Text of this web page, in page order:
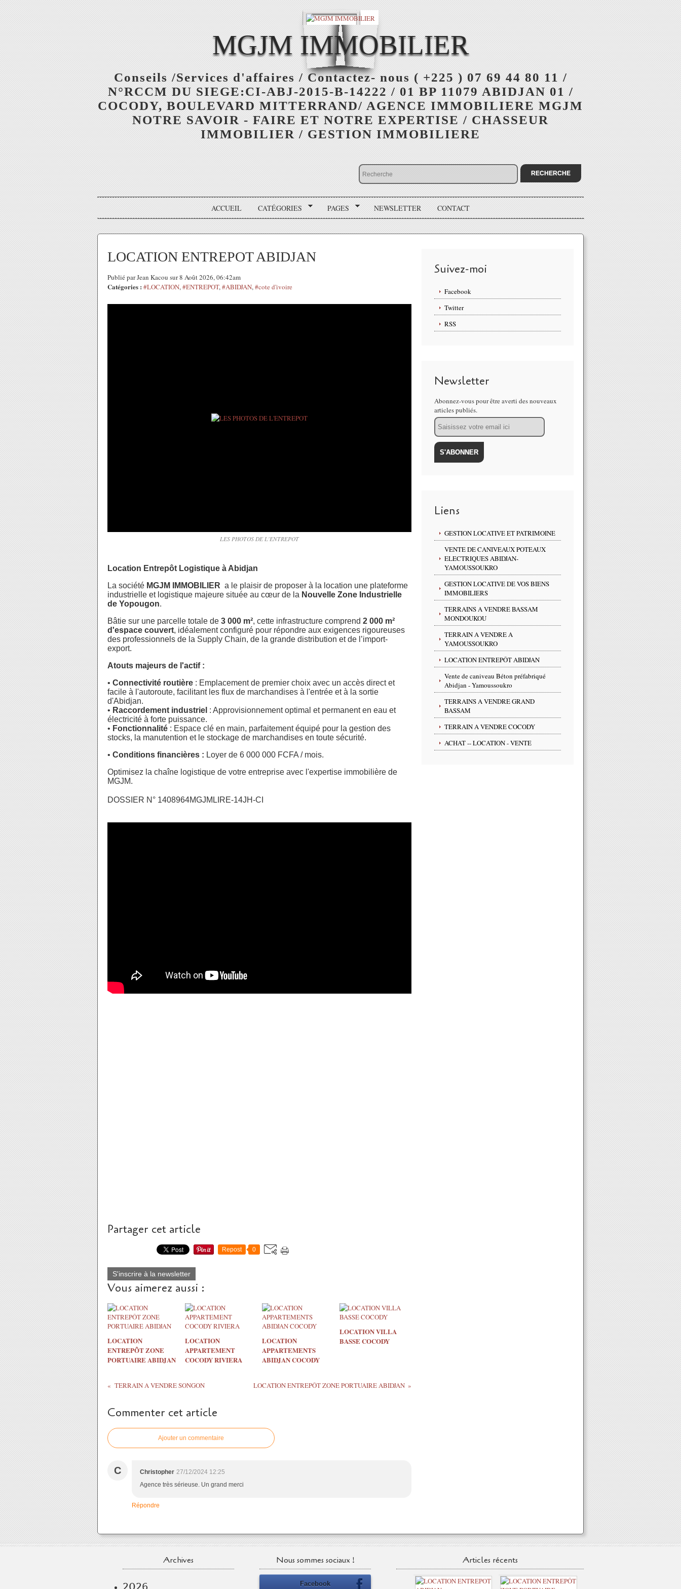
MGJM IMMOBILIER
Conseils /Services d'affaires / Contactez- nous ( +225 ) 07 69 44 80 11 /
N°RCCM DU SIEGE:CI-ABJ-2015-B-14222 / 01 BP 11079 ABIDJAN 01 /
COCODY, BOULEVARD MITTERRAND/ AGENCE IMMOBILIERE MGJM
NOTRE SAVOIR - FAIRE ET NOTRE EXPERTISE / CHASSEUR
IMMOBILIER / GESTION IMMOBILIERE
ACCUEIL CATÉGORIES PAGES NEWSLETTER CONTACT
LOCATION ENTREPOT ABIDJAN
Publié par Jean Kacou sur 8 Août 2026, 06:42am
Catégories : #LOCATION,#ENTREPOT,#ABIDJAN,#cote d'ivoire
LES PHOTOS DE L'ENTREPOT
Location Entrepôt Logistique à Abidjan
La société MGJM IMMOBILIER a le plaisir de proposer à la location une plateforme
industrielle et logistique majeure située au cœur de la Nouvelle Zone Industrielle
de Yopougon.
Bâtie sur une parcelle totale de 3 000 m², cette infrastructure comprend 2 000 m²
d'espace couvert, idéalement configuré pour répondre aux exigences rigoureuses
des professionnels de la Supply Chain, de la grande distribution et de l’import-
export.
Atouts majeurs de l'actif :
• Connectivité routière : Emplacement de premier choix avec un accès direct et
facile à l'autoroute, facilitant les flux de marchandises à l'entrée et à la sortie
d'Abidjan.
• Raccordement industriel : Approvisionnement optimal et permanent en eau et
électricité à forte puissance.
• Fonctionnalité : Espace clé en main, parfaitement équipé pour la gestion des
stocks, la manutention et le stockage de marchandises en toute sécurité.
• Conditions financières : Loyer de 6 000 000 FCFA / mois.
Optimisez la chaîne logistique de votre entreprise avec l'expertise immobilière de
MGJM.
DOSSIER N° 1408964MGJMLIRE-14JH-CI
Partager cet article
Repost 0
S'inscrire à la newsletter
Vous aimerez aussi :
LOCATION
ENTREPÔT ZONE
PORTUAIRE ABIDJAN
LOCATION
APPARTEMENT
COCODY RIVIERA
LOCATION
APPARTEMENTS
ABIDJAN COCODY
LOCATION VILLA
BASSE COCODY
TERRAIN A VENDRE SONGON LOCATION ENTREPÔT ZONE PORTUAIRE ABIDJAN
Commenter cet article
Ajouter un commentaire
C Christopher 27/12/2024 12:25
Agence très sérieuse. Un grand merci
Répondre
Suivez-moi
Facebook
Twitter
RSS
Newsletter
Abonnez-vous pour être averti des nouveaux
articles publiés.
Email
Liens
GESTION LOCATIVE ET PATRIMOINE
VENTE DE CANIVEAUX POTEAUX
ELECTRIQUES ABIDJAN-
YAMOUSSOUKRO
GESTION LOCATIVE DE VOS BIENS
IMMOBILIERS
TERRAINS A VENDRE BASSAM
MONDOUKOU
TERRAIN A VENDRE A
YAMOUSSOUKRO
LOCATION ENTREPÔT ABIDJAN
Vente de caniveau Béton préfabriqué
Abidjan - Yamoussoukro
TERRAINS A VENDRE GRAND
BASSAM
TERRAIN A VENDRE COCODY
ACHAT -- LOCATION - VENTE
Archives
2026
Nous sommes sociaux !
Facebook
Articles récents